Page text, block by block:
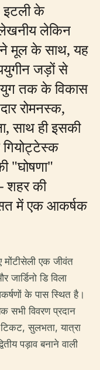
इटली के
लेकिन
मूल के साथ, यह
जड़ों से
तक के विकास
रोमनस्क,
साथ ही इसकी
"घोषणा"
की
में एक आकर्षक
एक जीवंत
डि विला
के पास स्थित है।
सभी विवरण प्रदान
सुलभता, यात्रा
पड़ाव बनाने वाली